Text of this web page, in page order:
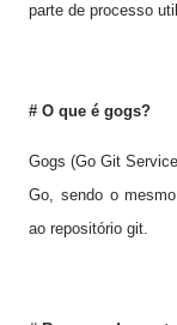
parte de processo
# O que é gogs?
Gogs (Go Git
Go, sendo o
ao repositório git.